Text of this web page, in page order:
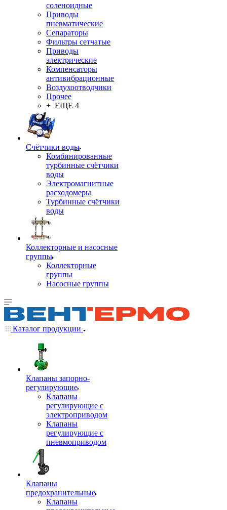
соленоидные
Приводы
пневматические
Сепараторы
Фильтры сетчатые
Приводы
электрические
Компенсаторы
антивибрационные
Воздухоотводчики
Прочее
+ ЕЩЕ 4
Счётчики воды
Комбинированные
турбинные счётчики
воды
Электромагнитные
расходомеры
Турбинные счётчики
воды
Коллекторные и насосные
группы
Коллекторные
группы
Насосные группы
Каталог продукции
Клапаны запорно-
регулирующие
Клапаны
регулирующие с
электроприводом
Клапаны
регулирующие с
пневмоприводом
Клапаны
предохранительные
Клапаны